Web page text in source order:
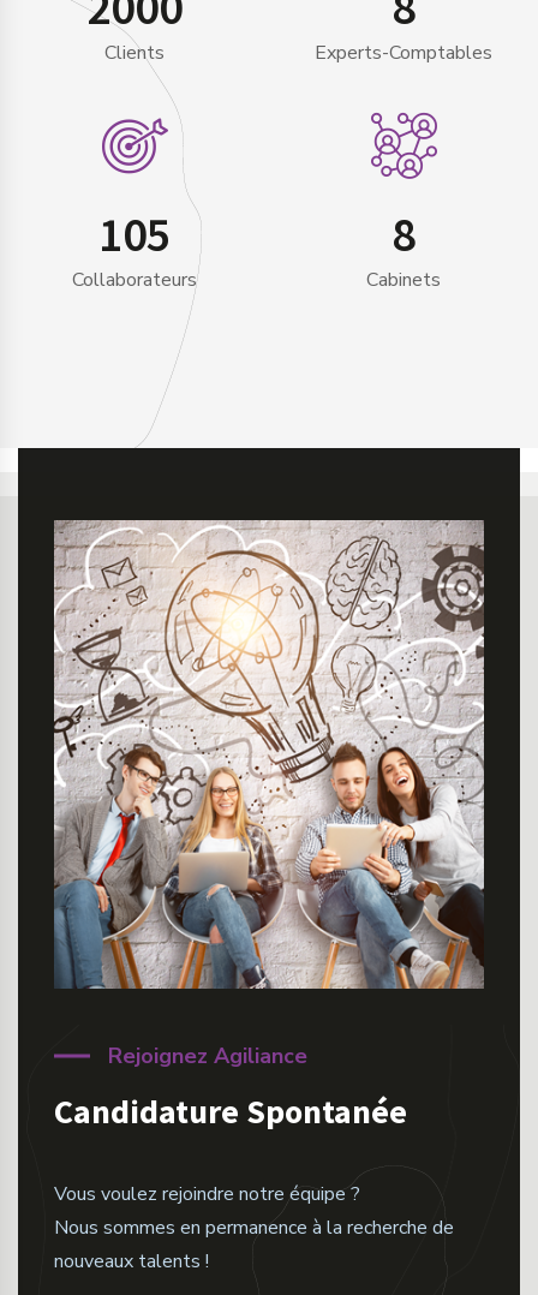
Clients Experts-Comptables
105
Collaborateurs
8
Cabinets
Rejoignez Agiliance
Candidature Spontanée
Vous voulez rejoindre notre équipe ?
Nous sommes en permanence à la recherche de
nouveaux talents !